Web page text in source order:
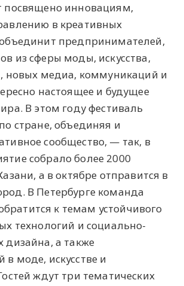
посвящено инновациям,
в креативных
предпринимателей,
из сферы моды, искусства,
новых медиа, коммуникаций и
настоящее и будущее
В этом году фестиваль
стране, объединяя и
сообщество, — так, в
собрало более 2000
а в октябре отправится в
В Петербурге команда
к темам устойчивого
технологий и социально-
дизайна, а также
моде, искусстве и
ждут три тематических